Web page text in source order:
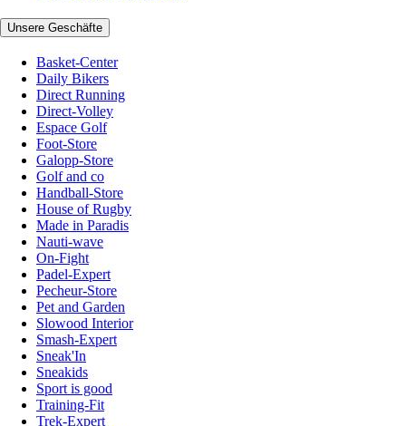
Unsere Geschäfte
Basket-Center
Daily Bikers
Direct Running
Direct-Volley
Espace Golf
Foot-Store
Galopp-Store
Golf and co
Handball-Store
House of Rugby
Made in Paradis
Nauti-wave
On-Fight
Padel-Expert
Pecheur-Store
Pet and Garden
Slowood Interior
Smash-Expert
Sneak'In
Sneakids
Sport is good
Training-Fit
Trek-Expert